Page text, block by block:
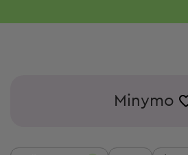
Minymo